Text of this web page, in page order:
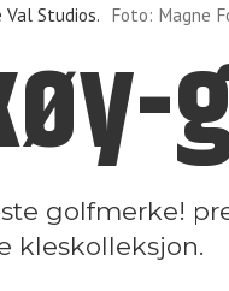
Studios. Foto: Magne
golfmerke!
kleskolleksjon.